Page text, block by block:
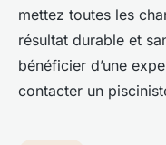
mettez toutes les
résultat durable et
bénéficier d’une
contacter un